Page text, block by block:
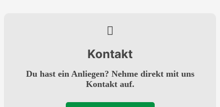
Kontakt
Du hast ein Anliegen? Nehme direkt mit uns
Kontakt auf.